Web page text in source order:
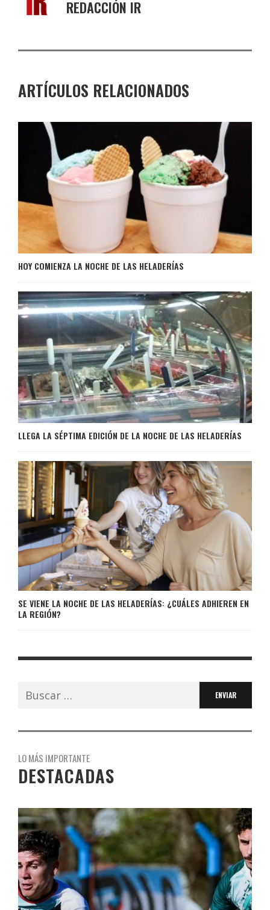
REDACCIÓN IR
ARTÍCULOS RELACIONADOS
HOY COMIENZA LA NOCHE DE LAS HELADERÍAS
LLEGA LA SÉPTIMA EDICIÓN DE LA NOCHE DE LAS HELADERÍAS
SE VIENE LA NOCHE DE LAS HELADERÍAS: ¿CUÁLES ADHIEREN EN
LA REGIÓN?
Buscar:
LO MÁS IMPORTANTE
DESTACADAS